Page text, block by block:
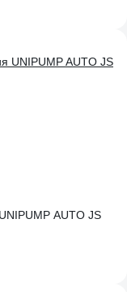
AUTO JS